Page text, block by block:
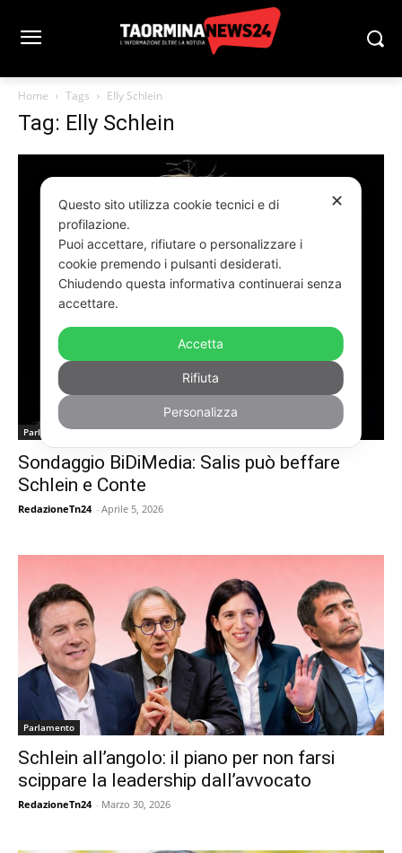
Home Tags Elly Schlein
Tag: Elly Schlein
Parlamento
Sondaggio BiDiMedia: Salis può beffare
Schlein e Conte
RedazioneTn24 - Aprile 5, 2026
Parlamento
Schlein all’angolo: il piano per non farsi
scippare la leadership dall’avvocato
RedazioneTn24 - Marzo 30, 2026
✕
Questo sito utilizza cookie tecnici e di
profilazione.
Puoi accettare, rifiutare o personalizzare i
cookie premendo i pulsanti desiderati.
Chiudendo questa informativa continuerai senza
accettare.
Accetta
Rifiuta
Personalizza